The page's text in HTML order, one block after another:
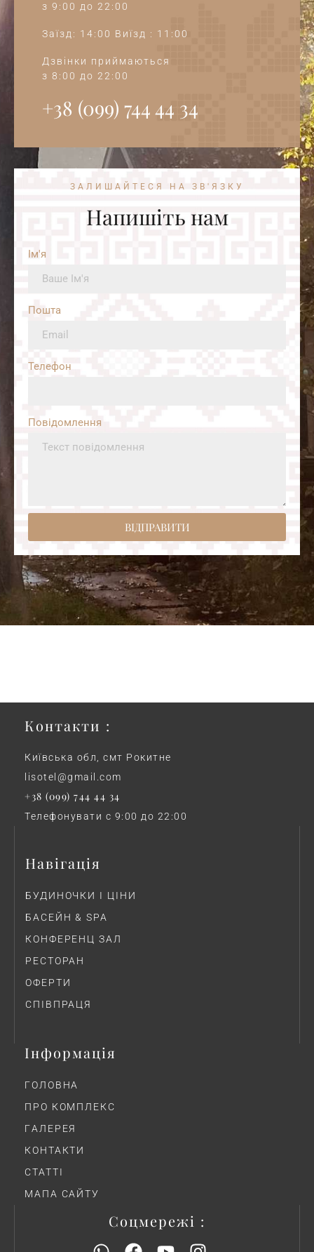
з 9:00 до 22:00
Заїзд: 14:00 Виїзд : 11:00
Дзвінки приймаються
з 8:00 до 22:00
+38 (099) 744 44 34‭
ЗАЛИШАЙТЕСЯ НА ЗВ'ЯЗКУ
Напишіть нам
Ім'я
Пошта
Телефон
Повідомлення
ВІДПРАВИТИ
Контакти :
Київська обл, смт Рокитне
lisotel@gmail.com
+38 (099) 744 44 34
Телефонувати с 9:00 до 22:00
Навігація
БУДИНОЧКИ І ЦІНИ
БАСЕЙН & SPA
КОНФЕРЕНЦ ЗАЛ
РЕСТОРАН
ОФЕРТИ
СПІВПРАЦЯ
Інформація
ГОЛОВНА
ПРО КОМПЛЕКС
ГAЛЕРЕЯ
КОНТАКТИ
СТАТТІ
МАПА САЙТУ
Соцмережі :